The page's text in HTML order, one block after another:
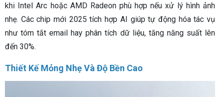
khi Intel Arc hoặc AMD Radeon phù hợp nếu xử lý hình ảnh
nhẹ. Các chip mới 2025 tích hợp AI giúp tự động hóa tác vụ
như tóm tắt email hay phân tích dữ liệu, tăng năng suất lên
đến 30%.
Thiết Kế Mỏng Nhẹ Và Độ Bền Cao